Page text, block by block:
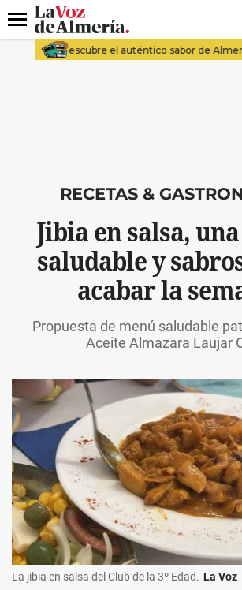
DESTACADO
Menú
RECETAS &
Jibia en salsa,
saludable y
acabar la
Propuesta de menú saludable
Aceite Almazara Laujar
La jibia en salsa del Club de la 3º Edad. La Voz